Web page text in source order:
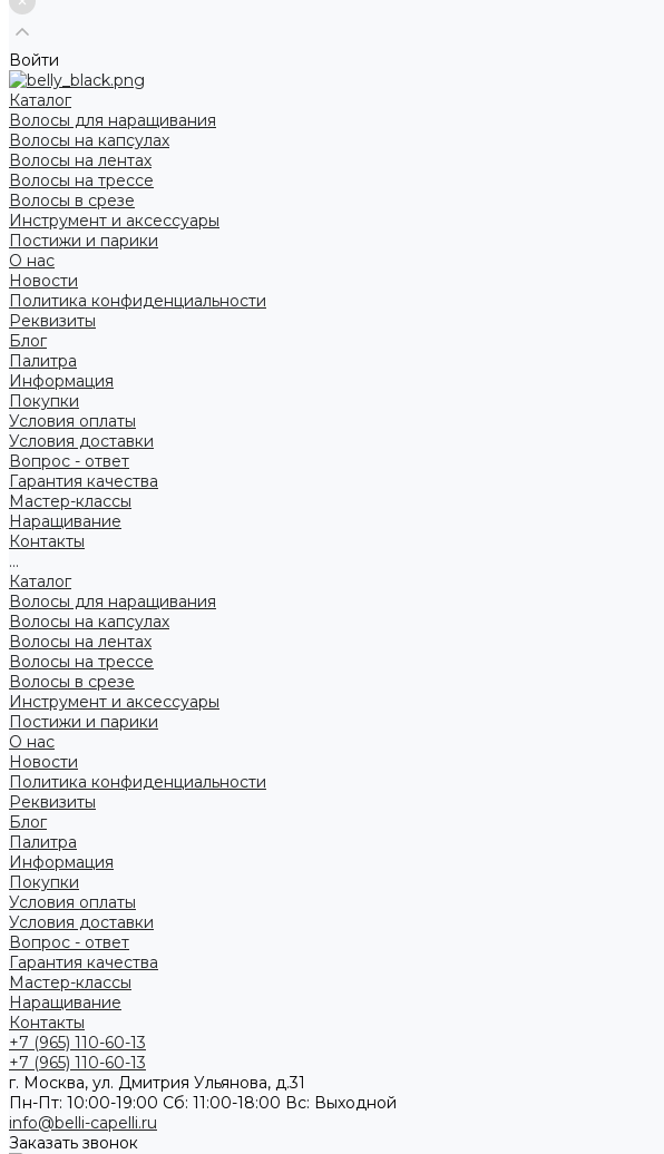
Войти
Каталог
Волосы для наращивания
Волосы на капсулах
Волосы на лентах
Волосы на трессе
Волосы в срезе
Инструмент и аксессуары
Постижи и парики
О нас
Новости
Политика конфиденциальности
Реквизиты
Блог
Палитра
Информация
Покупки
Условия оплаты
Условия доставки
Вопрос - ответ
Гарантия качества
Мастер-классы
Наращивание
Контакты
...
Каталог
Волосы для наращивания
Волосы на капсулах
Волосы на лентах
Волосы на трессе
Волосы в срезе
Инструмент и аксессуары
Постижи и парики
О нас
Новости
Политика конфиденциальности
Реквизиты
Блог
Палитра
Информация
Покупки
Условия оплаты
Условия доставки
Вопрос - ответ
Гарантия качества
Мастер-классы
Наращивание
Контакты
+7 (965) 110-60-13
+7 (965) 110-60-13
г. Москва, ул. Дмитрия Ульянова, д.31
Пн-Пт: 10:00-19:00 Cб: 11:00-18:00 Вс: Выходной
info@belli-capelli.ru
Заказать звонок